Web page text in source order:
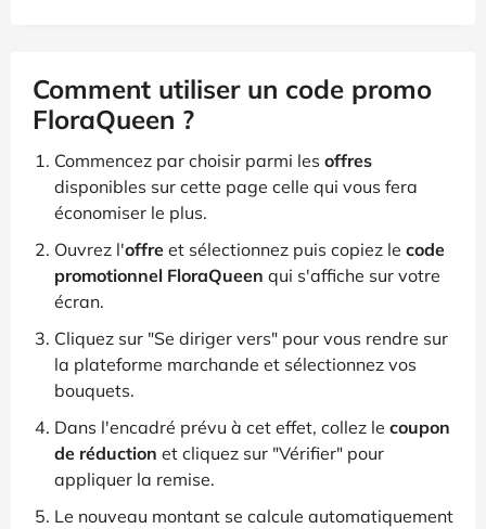
Comment utiliser un code promo
FloraQueen ?
Commencez par choisir parmi les offres
disponibles sur cette page celle qui vous fera
économiser le plus.
Ouvrez l'offre et sélectionnez puis copiez le code
promotionnel FloraQueen qui s'affiche sur votre
écran.
Cliquez sur "Se diriger vers" pour vous rendre sur
la plateforme marchande et sélectionnez vos
bouquets.
Dans l'encadré prévu à cet effet, collez le coupon
de réduction et cliquez sur "Vérifier" pour
appliquer la remise.
Le nouveau montant se calcule automatiquement